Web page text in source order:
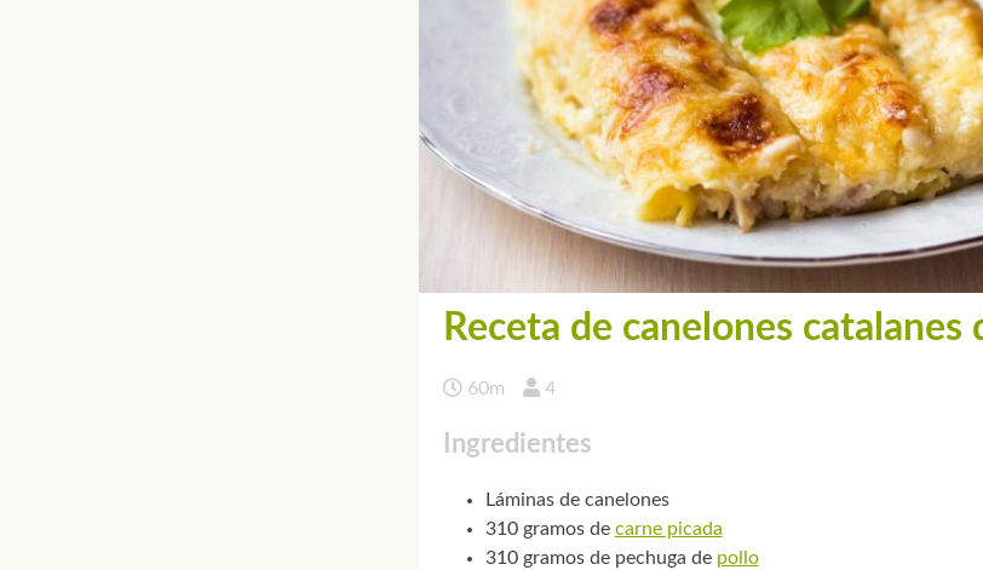
Receta de canelones catalanes
60m 4
Ingredientes
Láminas de canelones
310 gramos de carne picada
310 gramos de pechuga de pollo